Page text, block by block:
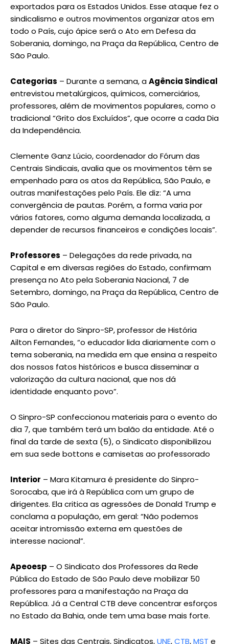
exportados para os Estados Unidos. Esse ataque fez o
sindicalismo e outros movimentos organizar atos em
todo o País, cujo ápice será o Ato em Defesa da
Soberania, domingo, na Praça da República, Centro de
São Paulo.
Categorias – Durante a semana, aAgência Sindical
entrevistou metalúrgicos, químicos, comerciários,
professores, além de movimentos populares, como o
tradicional “Grito dos Excluídos”, que ocorre a cada Dia
da Independência.
Clemente Ganz Lúcio, coordenador do Fórum das
Centrais Sindicais, avalia que os movimentos têm se
empenhado para os atos da República, São Paulo, e
outras manifestações pelo País. Ele diz: “A uma
convergência de pautas. Porém, a forma varia por
vários fatores, como alguma demanda localizada, a
depender de recursos financeiros e condições locais”.
Professores – Delegações da rede privada, na
Capital e em diversas regiões do Estado, confirmam
presença no Ato pela Soberania Nacional, 7 de
Setembro, domingo, na Praça da República, Centro de
São Paulo.
Para o diretor do Sinpro-SP, professor de História
Ailton Fernandes, “o educador lida diariamente com o
tema soberania, na medida em que ensina a respeito
dos nossos fatos históricos e busca disseminar a
valorização da cultura nacional, que nos dá
identidade enquanto povo”.
O Sinpro-SP confeccionou materiais para o evento do
dia 7, que também terá um balão da entidade. Até o
final da tarde de sexta (5), o Sindicato disponibilizou
em sua sede bottons e camisetas ao professorado
Interior – Mara Kitamura é presidente do Sinpro-
Sorocaba, que irá à República com um grupo de
dirigentes. Ela critica as agressões de Donald Trump e
conclama a população, em geral: “Não podemos
aceitar intromissão externa em questões de
interesse nacional”.
Apeoesp – O Sindicato dos Professores da Rede
Pública do Estado de São Paulo deve mobilizar 50
professores para a manifestação na Praça da
República. Já a Central CTB deve concentrar esforços
no Estado da Bahia, onde tem uma base mais forte.
MAIS – Sites das Centrais, Sindicatos,UNE,CTB,MST e